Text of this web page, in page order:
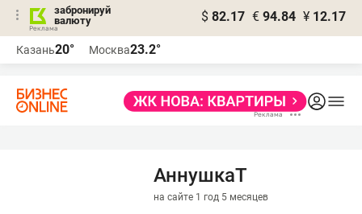
забронируй
валюту
$ 82.17 € 94.84 ¥ 12.17
Казань20° Москва23.2°
АннушкаТ
на сайте 1 год 5 месяцев